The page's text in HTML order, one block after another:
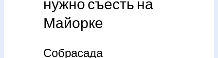
Собрасада